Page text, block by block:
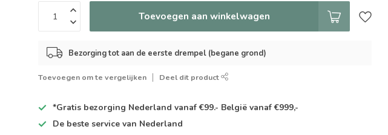
Toevoegen aan winkelwagen
Bezorging tot aan de eerste drempel (begane grond)
Toevoegen om te vergelijken Deel dit product
*Gratis bezorging Nederland vanaf €99.- België vanaf €999,-
De beste service van Nederland